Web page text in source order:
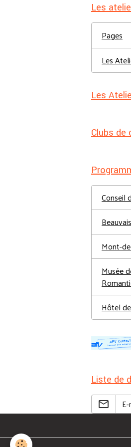
Les
Pages
Les
Les
Clubs de
Conseil
Beauvais
Mont-
Musée
Hôtel
Liste de